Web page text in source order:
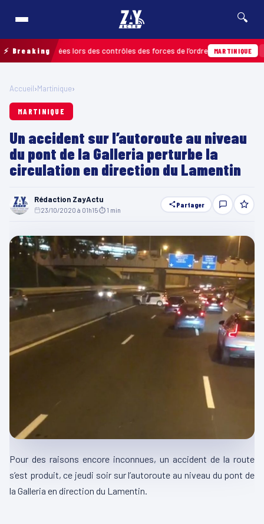
🔍
⚡ Breaking
relevées lors des contrôles des forces de l’ordre MARTINIQUE 04/08
Accueil›Martinique›
MARTINIQUE
Un accident sur l’autoroute au niveau
du pont de la Galleria perturbe la
circulation en direction du Lamentin
Rédaction ZayActu
23/10/2020 à 01h15⏱ 1 min
Partager
Pour des raisons encore inconnues, un accident de la route
s’est produit, ce jeudi soir sur l’autoroute au niveau du pont de
la Galleria en direction du Lamentin.